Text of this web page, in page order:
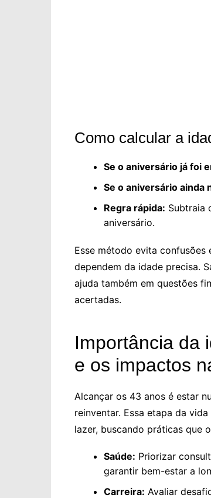
Como calcular a
Se o aniversário já foi
Se o aniversário ainda
Regra rápida: Subtraia
aniversário.
Esse método evita confusões
dependem da idade precisa.
ajuda também em questões
acertadas.
Importância da
e os impactos
Alcançar os 43 anos é estar
reinventar. Essa etapa da
lazer, buscando práticas que
Saúde: Priorizar
garantir bem-estar a
Carreira: Avaliar